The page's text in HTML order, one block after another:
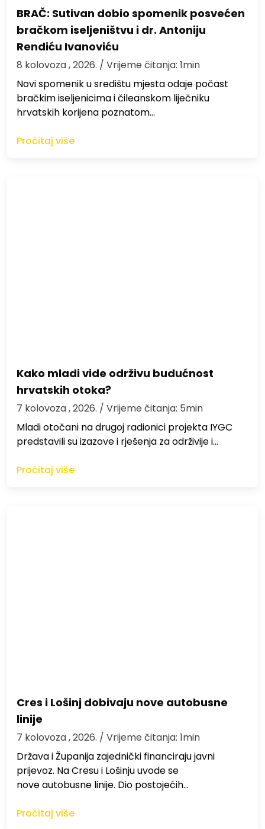
BRAČ: Sutivan dobio spomenik posvećen
bračkom iseljeništvu i dr. Antoniju
Rendiću Ivanoviću
8 kolovoza , 2026. / Vrijeme čitanja: 1min
Novi spomenik u središtu mjesta odaje počast
bračkim iseljenicima i čileanskom liječniku
hrvatskih korijena poznatom…
Pročitaj više
Kako mladi vide održivu budućnost
hrvatskih otoka?
7 kolovoza , 2026. / Vrijeme čitanja: 5min
Mladi otočani na drugoj radionici projekta IYGC
predstavili su izazove i rješenja za održivije i…
Pročitaj više
Cres i Lošinj dobivaju nove autobusne
linije
7 kolovoza , 2026. / Vrijeme čitanja: 1min
Država i Županija zajednički financiraju javni
prijevoz. Na Cresu i Lošinju uvode se
nove autobusne linije. Dio postojećih…
Pročitaj više